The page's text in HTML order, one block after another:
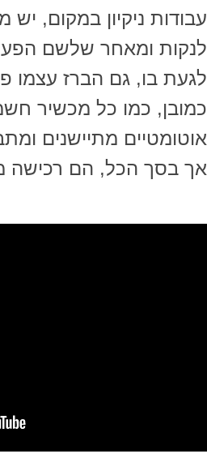
עבודות ניקיון במקום,
לנקות ומאחר שלשם
לגעת בו, גם הברז עצמו
כמובן, כמו כל מכשיר
אוטומטיים מתיישנים
אך בסך הכל, הם רכישה